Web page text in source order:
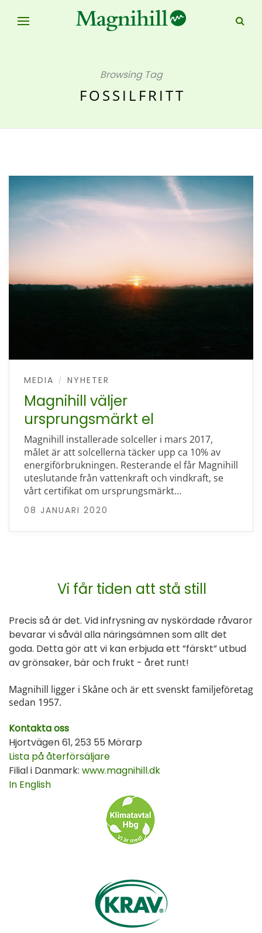
Browsing Tag
FOSSILFRITT
MEDIA / NYHETER
Magnihill väljer
ursprungsmärkt el
Magnihill installerade solceller i mars 2017,
målet är att solcellerna täcker upp ca 10% av
energiförbrukningen. Resterande el får Magnihill
uteslutande från vattenkraft och vindkraft, se
vårt certifikat om ursprungsmärkt…
08 JANUARI 2020
Vi får tiden att stå still
Precis så är det. Vid infrysning av nyskördade råvaror
bevarar vi såväl alla näringsämnen som allt det
goda. Detta gör att vi kan erbjuda ett ”färskt” utbud
av grönsaker, bär och frukt - året runt!
Magnihill ligger i Skåne och är ett svenskt familjeföretag
sedan 1957.
Kontakta oss
Hjortvägen 61, 253 55 Mörarp
Lista på återförsäljare
Filial i Danmark: www.magnihill.dk
In English